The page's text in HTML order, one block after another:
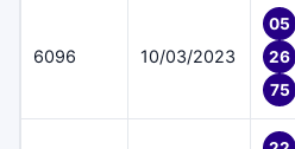
6096 10/03/2023
05
26
75